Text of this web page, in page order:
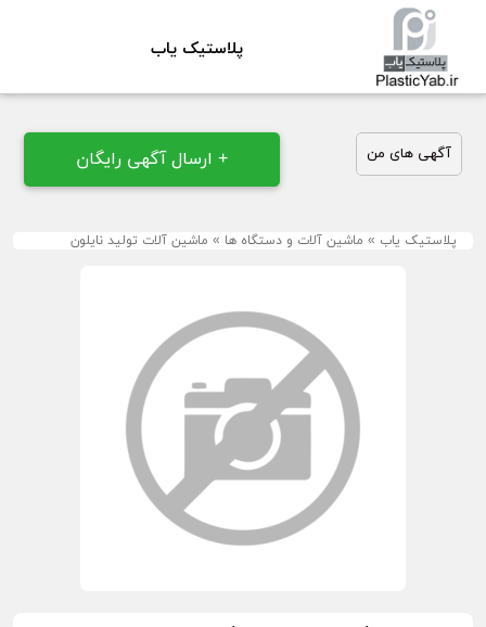
پلاستیک یاب
آگهی های من + ارسال آگهی رایگان
پلاستیک یاب » ماشین آلات و دستگاه ها » ماشین آلات تولید نایلون